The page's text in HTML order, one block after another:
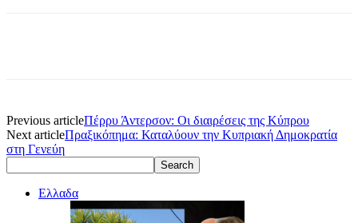
Previous articleΠέρρυ Άντερσον: Οι διαιρέσεις της Κύπρου
Next articleΠραξικόπημα: Καταλύουν την Κυπριακή Δημοκρατία
στη Γενεύη
Ελλαδα